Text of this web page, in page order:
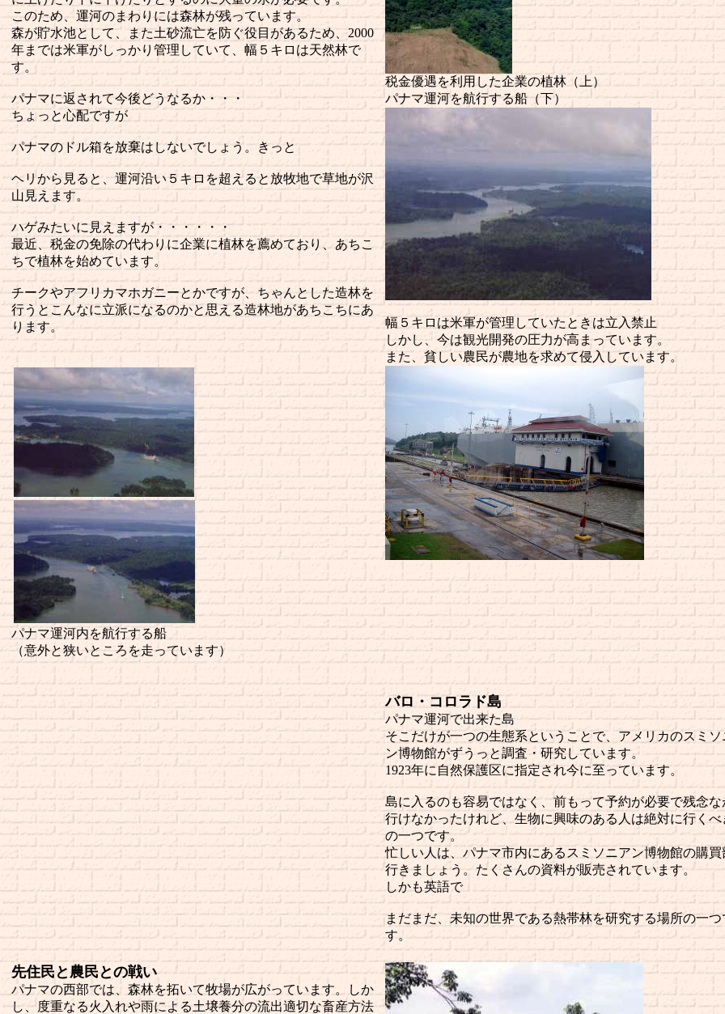
このため、運河のまわりには森林が残っています。
森が貯水池として、また土砂流亡を防ぐ役目があるため、2000
年までは米軍がしっかり管理していて、幅５キロは天然林で
す。
パナマに返されて今後どうなるか・・・
ちょっと心配ですが
パナマのドル箱を放棄はしないでしょう。きっと
ヘリから見ると、運河沿い５キロを超えると放牧地で草地が沢
山見えます。
ハゲみたいに見えますが・・・・・・
最近、税金の免除の代わりに企業に植林を薦めており、あちこ
ちで植林を始めています。
チークやアフリカマホガニーとかですが、ちゃんとした造林を
行うとこんなに立派になるのかと思える造林地があちこちにあ
ります。
パナマ運河内を航行する船
（意外と狭いところを走っています）
税金優遇を利用した企業の植林（上）
パナマ運河を航行する船（下）
幅５キロは米軍が管理していたときは立入禁止
しかし、今は観光開発の圧力が高まっています。
また、貧しい農民が農地を求めて侵入しています。
バロ・コロラド島
パナマ運河で出来た島
そこだけが一つの生態系ということで、アメリカのスミソ
ン博物館がずうっと調査・研究しています。
1923年に自然保護区に指定され今に至っています。
島に入るのも容易ではなく、前もって予約が必要で残念な
行けなかったけれど、生物に興味のある人は絶対に行くべ
の一つです。
忙しい人は、パナマ市内にあるスミソニアン博物館の購買
行きましょう。たくさんの資料が販売されています。
しかも英語で
まだまだ、未知の世界である熱帯林を研究する場所の一つ
す。
先住民と農民との戦い
パナマの西部では、森林を拓いて牧場が広がっています。しか
し、度重なる火入れや雨による土壌養分の流出適切な畜産方法